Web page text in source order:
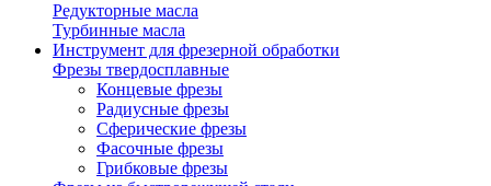
Редукторные масла
Турбинные масла
Инструмент для фрезерной обработки
Фрезы твердосплавные
Концевые фрезы
Радиусные фрезы
Сферические фрезы
Фасочные фрезы
Грибковые фрезы